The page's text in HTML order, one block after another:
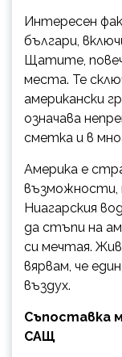
Интересен
българи,
Щатите,
места. Те
американски
означава
сметка и в
Америка е
възможности,
Ниагарския
да стъпи на
си мечтая.
вярвам, че
въздух.
Съпоставка
САЩ